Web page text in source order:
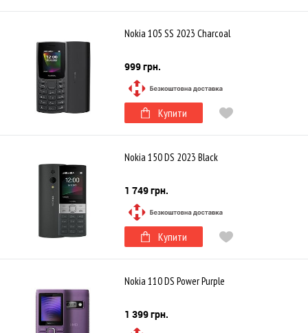
Nokia 105 SS 2023 Charcoal
999 грн.
Купити
Nokia 150 DS 2023 Black
1 749 грн.
Купити
Nokia 110 DS Power Purple
1 399 грн.